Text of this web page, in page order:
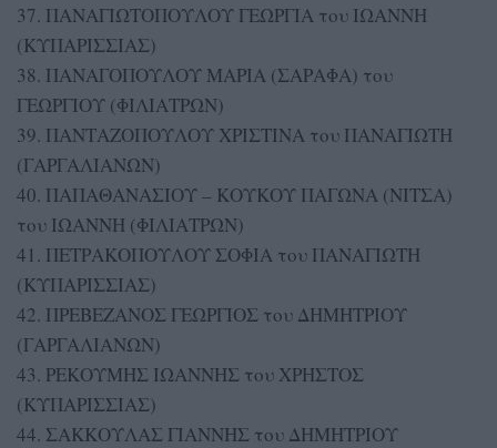
37. ΠΑΝΑΓΙΩΤΟΠΟΥΛΟΥ ΓΕΩΡΓΙΑ του ΙΩΑΝΝΗ
(ΚΥΠΑΡΙΣΣΙΑΣ)
38. ΠΑΝΑΓΟΠΟΥΛΟΥ ΜΑΡΙΑ (ΣΑΡΑΦΑ) του
ΓΕΩΡΓΙΟΥ (ΦΙΛΙΑΤΡΩΝ)
39. ΠΑΝΤΑΖΟΠΟΥΛΟΥ ΧΡΙΣΤΙΝΑ του ΠΑΝΑΓΙΩΤΗ
(ΓΑΡΓΑΛΙΑΝΩΝ)
40. ΠΑΠΑΘΑΝΑΣΙΟΥ – ΚΟΥΚΟΥ ΠΑΓΩΝΑ (ΝΙΤΣΑ)
του ΙΩΑΝΝΗ (ΦΙΛΙΑΤΡΩΝ)
41. ΠΕΤΡΑΚΟΠΟΥΛΟΥ ΣΟΦΙΑ του ΠΑΝΑΓΙΩΤΗ
(ΚΥΠΑΡΙΣΣΙΑΣ)
42. ΠΡΕΒΕΖΑΝΟΣ ΓΕΩΡΓΙΟΣ του ΔΗΜΗΤΡΙΟΥ
(ΓΑΡΓΑΛΙΑΝΩΝ)
43. ΡΕΚΟΥΜΗΣ ΙΩΑΝΝΗΣ του ΧΡΗΣΤΟΣ
(ΚΥΠΑΡΙΣΣΙΑΣ)
44. ΣΑΚΚΟΥΛΑΣ ΓΙΑΝΝΗΣ του ΔΗΜΗΤΡΙΟΥ